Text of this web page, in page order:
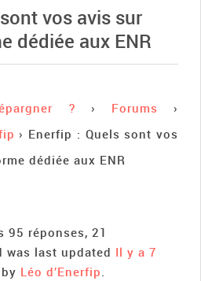
vos avis sur
dédiée aux ENR
? › Forums
›
› Enerfip : Quels sont vos
dédiée aux ENR
95 réponses, 21
was last updated Il y a 7
by Léo d’Enerfip.